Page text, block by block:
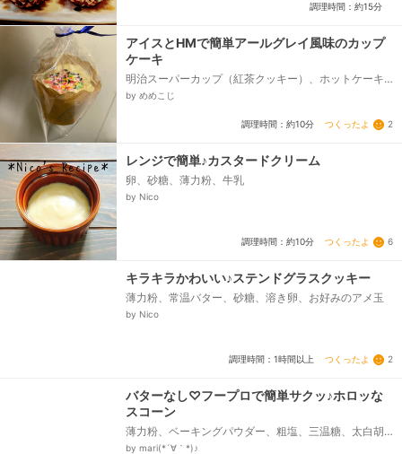
調理時間：約15分
アイスとHMで簡単アールグレイ風味のカップ
ケーキ
明治スーパーカップ（紅茶クッキー）、ホットケーキ
ミックス、トッピング（カラースプレー）
by めめこじ
調理時間：約10分 つくったよ 2
レンジで簡単♪カスタードクリーム
卵、砂糖、薄力粉、牛乳
by Nico
調理時間：約10分 つくったよ 6
キラキラかわいい♪ステンドグラスクッキー
薄力粉、常温バター、砂糖、溶き卵、お好みのアメ玉
by Nico
調理時間：1時間以上 つくったよ 2
バターなし♡フープロで簡単サクッ♪ホロッな
スコーン
薄力粉、ベーキングパウダー、粗塩、三温糖、太白胡
麻油、無糖ヨーグルト、生クリーム（牛乳や豆乳でも
by mari(*´∀｀*)♪